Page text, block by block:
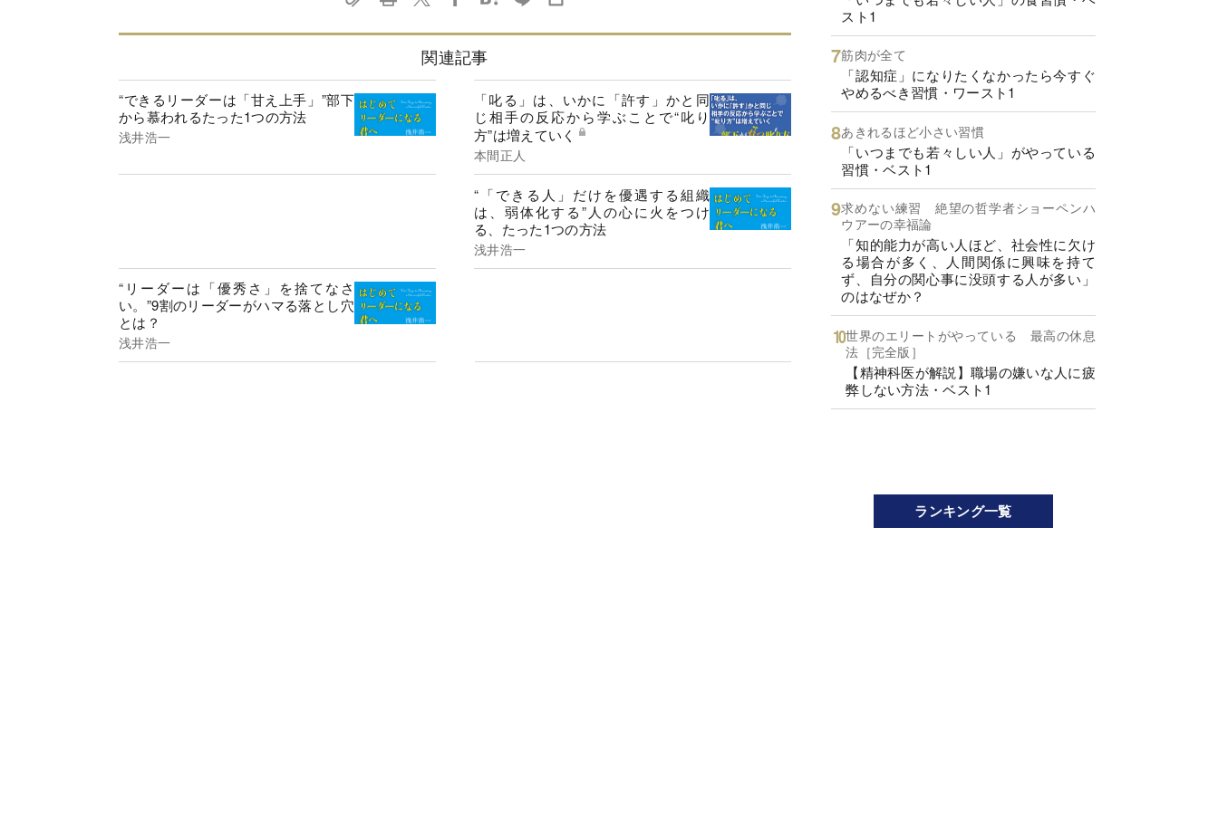
関連記事
“できるリーダーは「甘え上手」”部下
から慕われるたった1つの方法
浅井浩一
「叱る」は、いかに「許す」かと同
じ相手の反応から学ぶことで“叱り
方”は増えていく
本間正人
“「できる人」だけを優遇する組織
は、弱体化する”人の心に火をつけ
る、たった1つの方法
浅井浩一
“リーダーは「優秀さ」を捨てなさ
い。”9割のリーダーがハマる落とし穴
とは？
浅井浩一
スト1
筋肉が全て
「認知症」になりたくなかったら今すぐ
やめるべき習慣・ワースト1
あきれるほど小さい習慣
「いつまでも若々しい人」がやっている
習慣・ベスト1
求めない練習 絶望の哲学者ショーペンハ
ウアーの幸福論
「知的能力が高い人ほど、社会性に欠け
る場合が多く、人間関係に興味を持て
ず、自分の関心事に没頭する人が多い」
のはなぜか？
世界のエリートがやっている 最高の休息
法［完全版］
【精神科医が解説】職場の嫌いな人に疲
弊しない方法・ベスト1
ランキング一覧